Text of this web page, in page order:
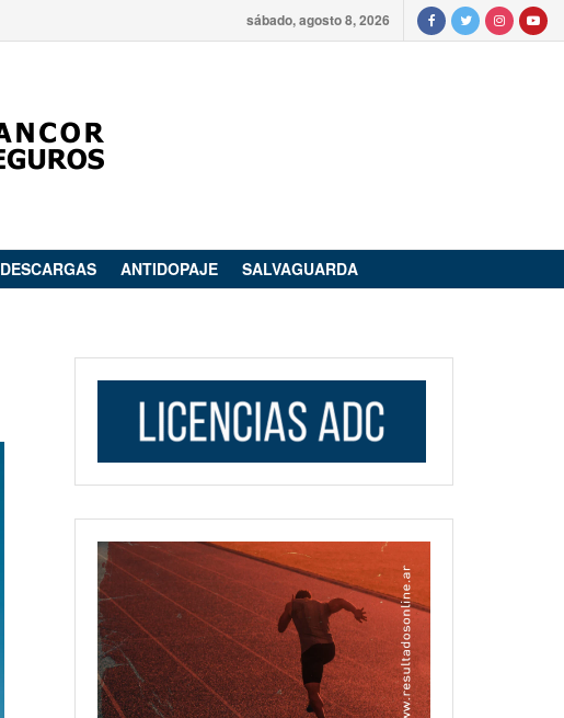
sábado, agosto 8, 2026
DESCARGAS ANTIDOPAJE SALVAGUARDA